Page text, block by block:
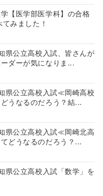
【医学部医学科】の合格
みました！
県公立高校入試、皆さんが
ダーが気になりま...
県公立高校入試≪岡崎高校
うなるのだろう？結...
県公立高校入試≪岡崎北高
どうなるのだろう？...
県公立高校入試「数学」を